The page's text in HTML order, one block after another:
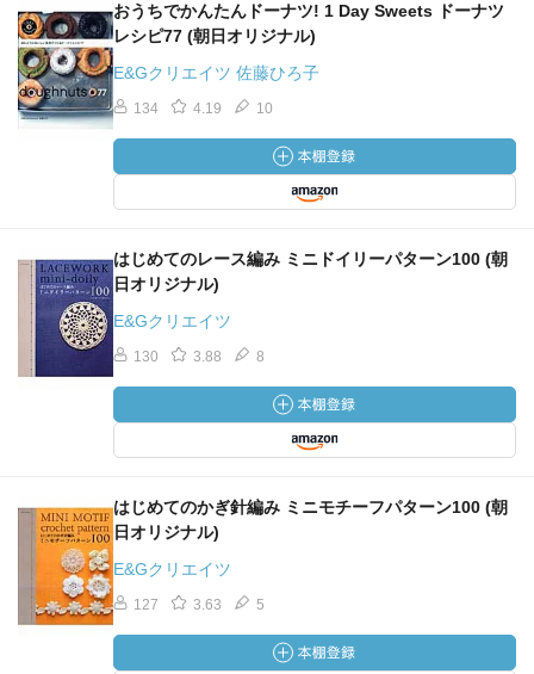
おうちでかんたんドーナツ! 1 Day Sweets ドーナツ
レシピ77 (朝日オリジナル)
E&Gクリエイツ 佐藤ひろ子
134 4.19 10
はじめてのレース編み ミニドイリーパターン100 (朝
日オリジナル)
E&Gクリエイツ
130 3.88 8
はじめてのかぎ針編み ミニモチーフパターン100 (朝
日オリジナル)
E&Gクリエイツ
127 3.63 5